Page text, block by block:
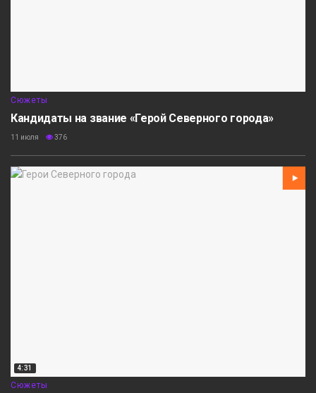
Сюжеты
Кандидаты на звание «Герой Северного города»
11 июля 376
4:31
Сюжеты